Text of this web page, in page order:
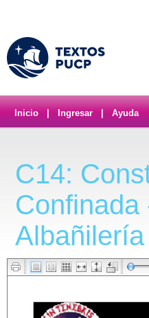
Inicio Ingresar Ayuda
C14:
Confinada